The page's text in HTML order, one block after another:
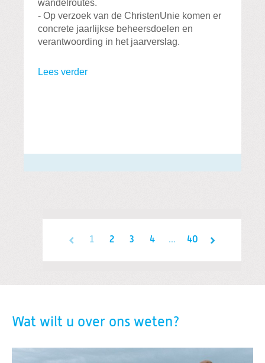
wandelroutes.
- Op verzoek van de ChristenUnie komen er
concrete jaarlijkse beheersdoelen en
verantwoording in het jaarverslag.
Lees verder
1 2 3 4 ... 40
Wat wilt u over ons weten?